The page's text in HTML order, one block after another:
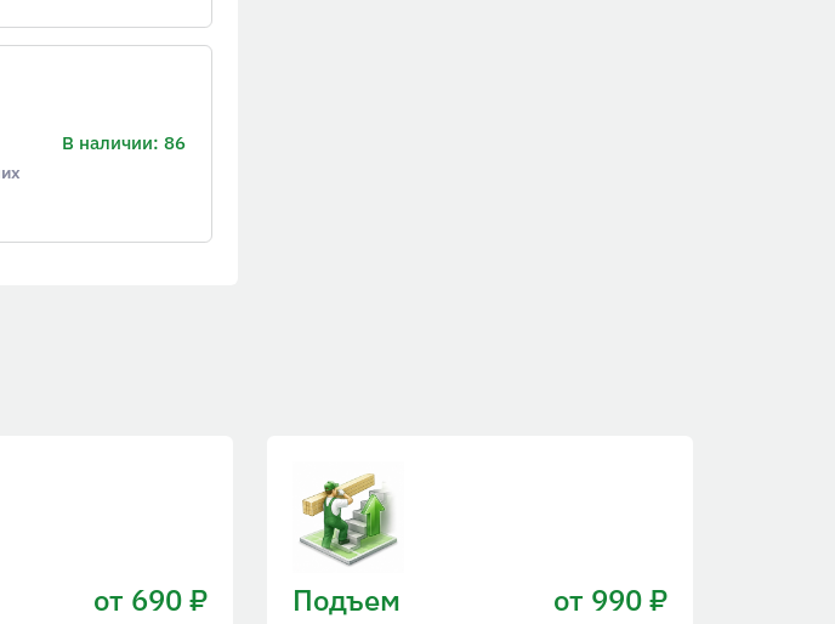
В наличии: 86
от 690 ₽ Подъем от 990 ₽